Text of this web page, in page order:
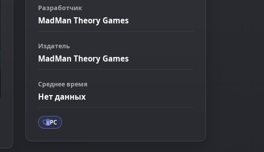
изображение
Разработчик
MadMan Theory Games
Издатель
MadMan Theory Games
Среднее время
Нет данных
PC